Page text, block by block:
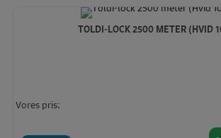
TOLDI-LOCK 2500 METER (HVID
Vores pris: